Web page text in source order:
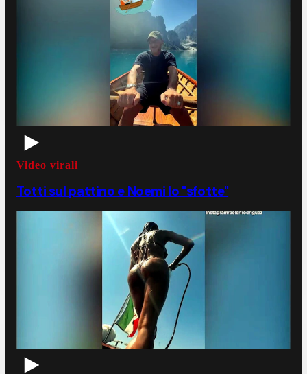
Video virali
Totti sul pattino e Noemi lo "sfotte"